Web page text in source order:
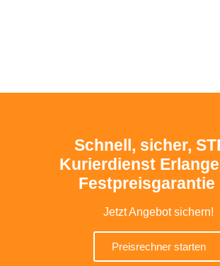
Schnell, sicher,
Kurierdienst
Festpreisgarantie
Jetzt Angebot sichern!
Preisrechner starten